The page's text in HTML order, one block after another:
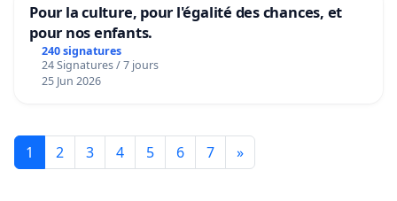
Pour la culture, pour l'égalité des chances, et
pour nos enfants.
240 signatures
24 Signatures / 7 jours
25 Jun 2026
1 2 3 4 5 6 7 »